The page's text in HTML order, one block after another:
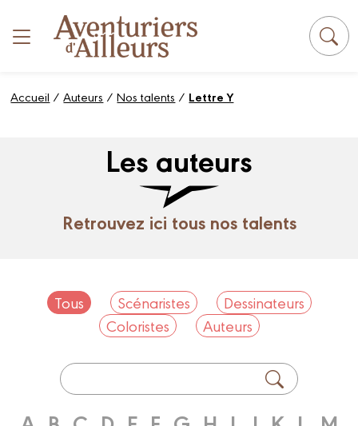
Accueil /Auteurs /Nos talents / Lettre Y
Les auteurs
Retrouvez ici tous nos talents
Tous Scénaristes
Dessinateurs
Coloristes
Auteurs
Panneau de gestion des cookies